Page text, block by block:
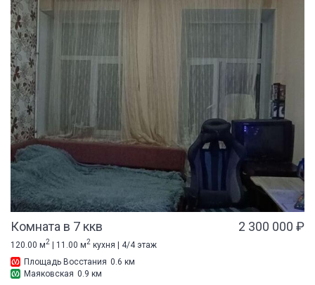
Комната в 7 ккв 2 300 000 ₽
120.00 м2 | 11.00 м2 кухня | 4/4 этаж
Площадь Восстания 0.6 км
Маяковская 0.9 км